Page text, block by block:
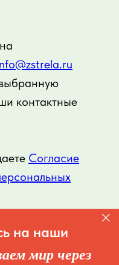
выбранную
контактные
Согласие
на наши
мир через